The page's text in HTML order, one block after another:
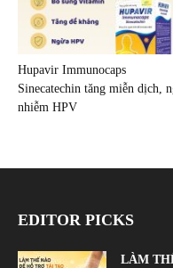
Hupavir Immunocaps
Sinecatechin tăng miễn dịch,
nhiễm HPV
EDITOR PICKS
LÀM